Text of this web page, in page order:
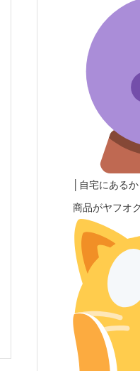
│自宅にある
商品がヤフオ